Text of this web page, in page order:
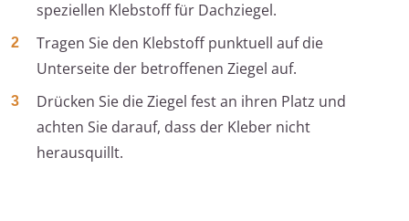
speziellen Klebstoff für Dachziegel.
Tragen Sie den Klebstoff punktuell auf die
Unterseite der betroffenen Ziegel auf.
Drücken Sie die Ziegel fest an ihren Platz und
achten Sie darauf, dass der Kleber nicht
herausquillt.